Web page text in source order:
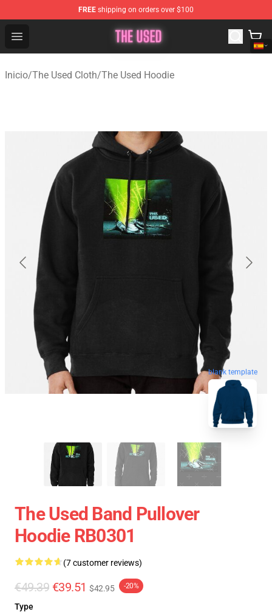
FREE shipping on orders over $100
Open menu
The Used Store - Official The Used Merchandise Shop
Inicio/The Used Cloth/The Used Hoodie
blank template
The Used Band Pullover
Hoodie RB0301
(7 customer reviews)
€49.39 €39.51 $42.95 -20%
Type